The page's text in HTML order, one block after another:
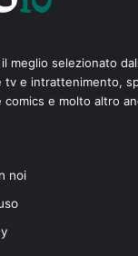
meglio selezionato
tv e intrattenimento,
comics e molto altro
noi